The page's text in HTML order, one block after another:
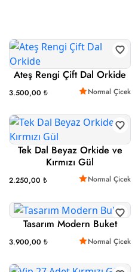
Ateş Rengi Çift Dal Orkide
3.500,00 ₺ Normal Çicek
Tek Dal Beyaz Orkide ve
Kırmızı Gül
2.250,00 ₺ Normal Çicek
Tasarım Modern Buket
3.900,00 ₺ Normal Çicek